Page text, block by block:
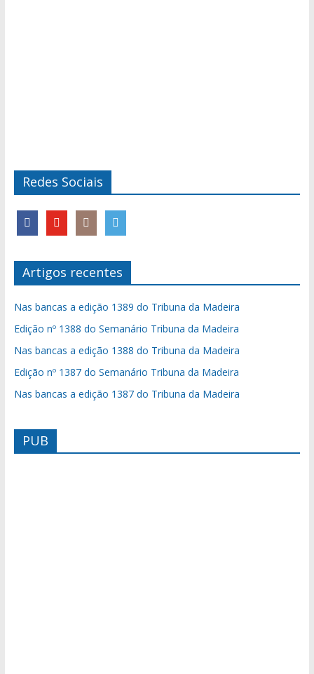
Redes Sociais
Artigos recentes
Nas bancas a edição 1389 do Tribuna da Madeira
Edição nº 1388 do Semanário Tribuna da Madeira
Nas bancas a edição 1388 do Tribuna da Madeira
Edição nº 1387 do Semanário Tribuna da Madeira
Nas bancas a edição 1387 do Tribuna da Madeira
PUB